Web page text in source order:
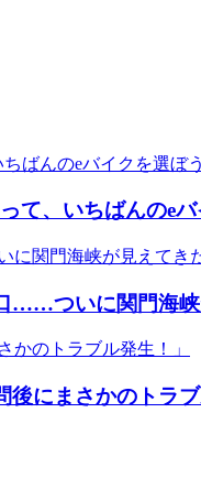
て、いちばんのe
……ついに関門海峡
にまさかのトラブ